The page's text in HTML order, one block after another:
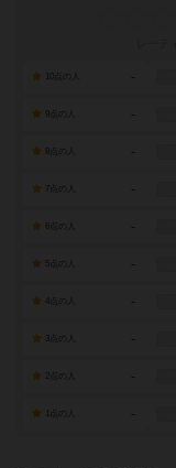
-
-
-
7点の人 -
-
-
-
-
-
-